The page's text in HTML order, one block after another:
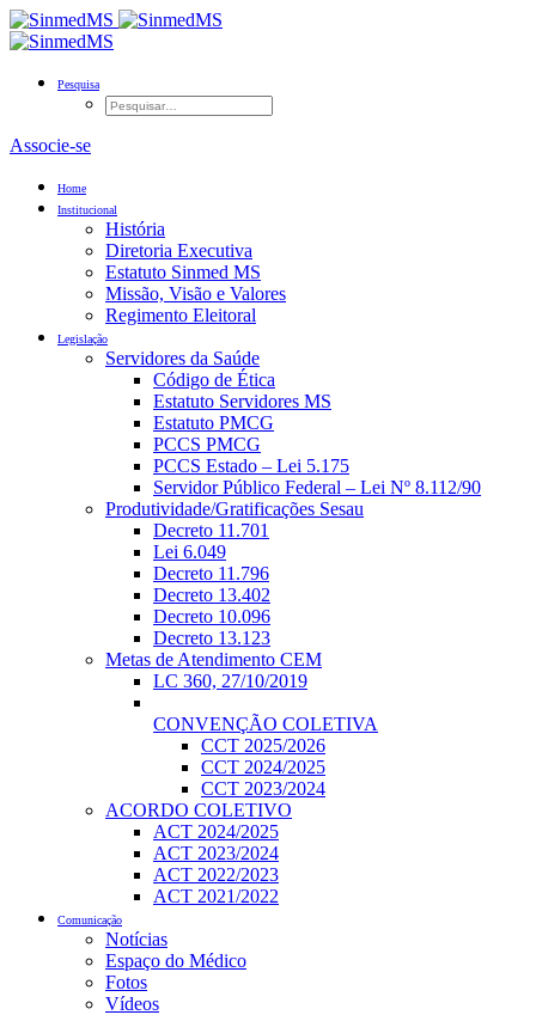
Pesquisa
Associe-se
Home
Institucional
História
Diretoria Executiva
Estatuto Sinmed MS
Missão, Visão e Valores
Regimento Eleitoral
Legislação
Servidores da Saúde
Código de Ética
Estatuto Servidores MS
Estatuto PMCG
PCCS PMCG
PCCS Estado – Lei 5.175
Servidor Público Federal – Lei Nº 8.112/90
Produtividade/Gratificações Sesau
Decreto 11.701
Lei 6.049
Decreto 11.796
Decreto 13.402
Decreto 10.096
Decreto 13.123
Metas de Atendimento CEM
LC 360, 27/10/2019
CONVENÇÃO COLETIVA
CCT 2025/2026
CCT 2024/2025
CCT 2023/2024
ACORDO COLETIVO
ACT 2024/2025
ACT 2023/2024
ACT 2022/2023
ACT 2021/2022
Comunicação
Notícias
Espaço do Médico
Fotos
Vídeos